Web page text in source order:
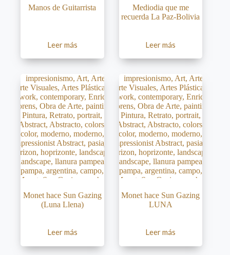
Manos de Guitarrista
Leer más
Mediodia que me
recuerda La Paz-Bolivia
Leer más
Monet hace Sun Gazing
(Luna Llena)
Leer más
Monet hace Sun Gazing
LUNA
Leer más